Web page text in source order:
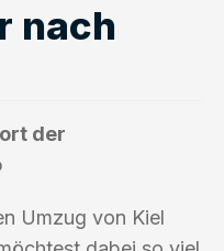
nach
der
Umzug von Kiel